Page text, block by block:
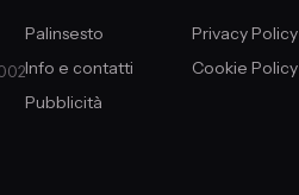
Palinsesto
Info e contatti
Pubblicità
Privacy Policy
Cookie Policy